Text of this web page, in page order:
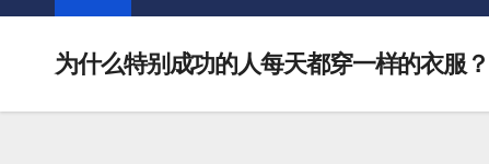
为什么特别成功的人每天都穿一样的衣服？